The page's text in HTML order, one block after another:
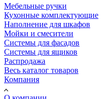
Мебельные ручки
Кухонные комплектующие
Наполнение для шкафов
Мойки и смесители
Системы для фасадов
Системы для ящиков
Распродажа
Весь каталог товаров
Компания